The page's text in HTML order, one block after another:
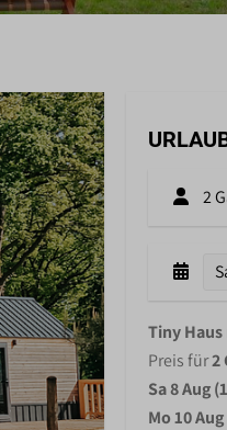
2
Tiny
Preis für2
Sa 8 Aug
Mo 10